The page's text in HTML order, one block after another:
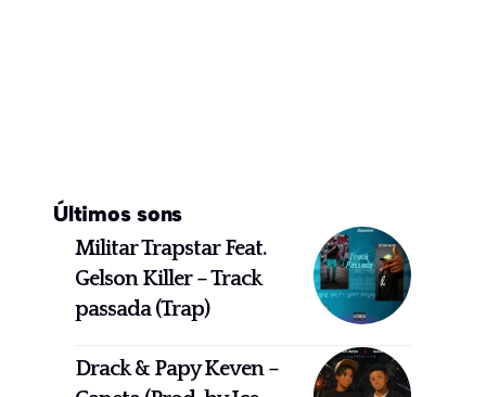
Últimos sons
Militar Trapstar Feat.
Gelson Killer – Track
passada (Trap)
Drack & Papy Keven –